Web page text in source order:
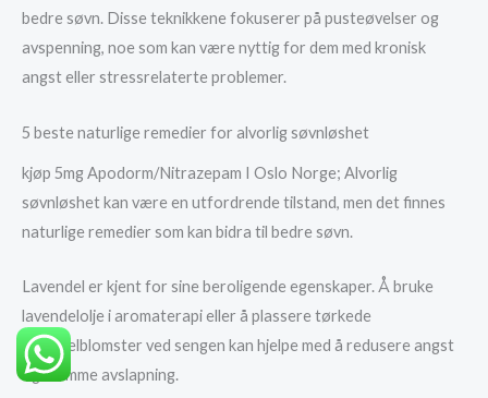
bedre søvn. Disse teknikkene fokuserer på pusteøvelser og
avspenning, noe som kan være nyttig for dem med kronisk
angst eller stressrelaterte problemer.
5 beste naturlige remedier for alvorlig søvnløshet
kjøp 5mg Apodorm/Nitrazepam I Oslo Norge; Alvorlig
søvnløshet kan være en utfordrende tilstand, men det finnes
naturlige remedier som kan bidra til bedre søvn.
Lavendel er kjent for sine beroligende egenskaper. Å bruke
lavendelolje i aromaterapi eller å plassere tørkede
lavendelblomster ved sengen kan hjelpe med å redusere angst
og fremme avslapning.